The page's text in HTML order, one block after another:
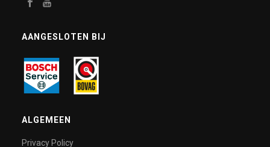
AANGESLOTEN BIJ
ALGEMEEN
Privacy Policy